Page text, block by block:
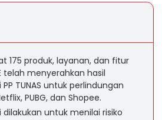
175 produk, layanan, dan fitur
telah menyerahkan hasil
TUNAS untuk perlindungan
PUBG, dan Shopee.
untuk menilai risiko